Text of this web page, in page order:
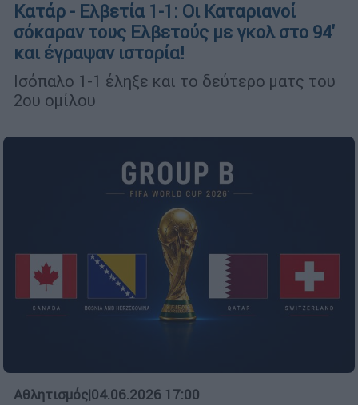
Κατάρ - Ελβετία 1-1: Οι Καταριανοί
σόκαραν τους Ελβετούς με γκολ στο 94'
και έγραψαν ιστορία!
Ισόπαλο 1-1 έληξε και το δεύτερο ματς του
2ου ομίλου
Αθλητισμός|04.06.2026 17:00